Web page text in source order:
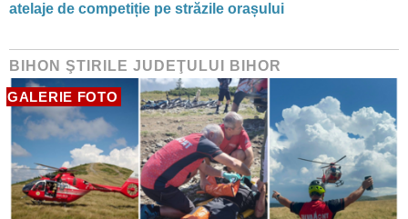
atelaje de competiție pe străzile orașului
BIHON ŞTIRILE JUDEŢULUI BIHOR
GALERIE FOTO